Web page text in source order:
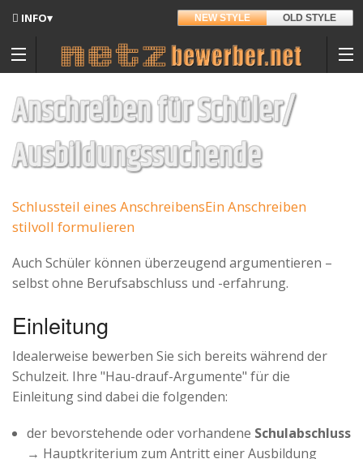
NEW STYLE OLD STYLE
INFO▾
Updates
Entwickler
Hintergrund
Kontakt
Datenschutz
Spenden
Advertiser
Anschreiben für Schüler/
Ausbildungssuchende
Schlussteil eines AnschreibensEin Anschreiben
stilvoll formulieren
Auch Schüler können überzeugend argumentieren –
selbst ohne Berufsabschluss und -erfahrung.
Einleitung
Idealerweise bewerben Sie sich bereits während der
Schulzeit. Ihre "Hau-drauf-Argumente" für die
Einleitung sind dabei die folgenden:
der bevorstehende oder vorhandene Schulabschluss
→ Hauptkriterium zum Antritt einer Ausbildung